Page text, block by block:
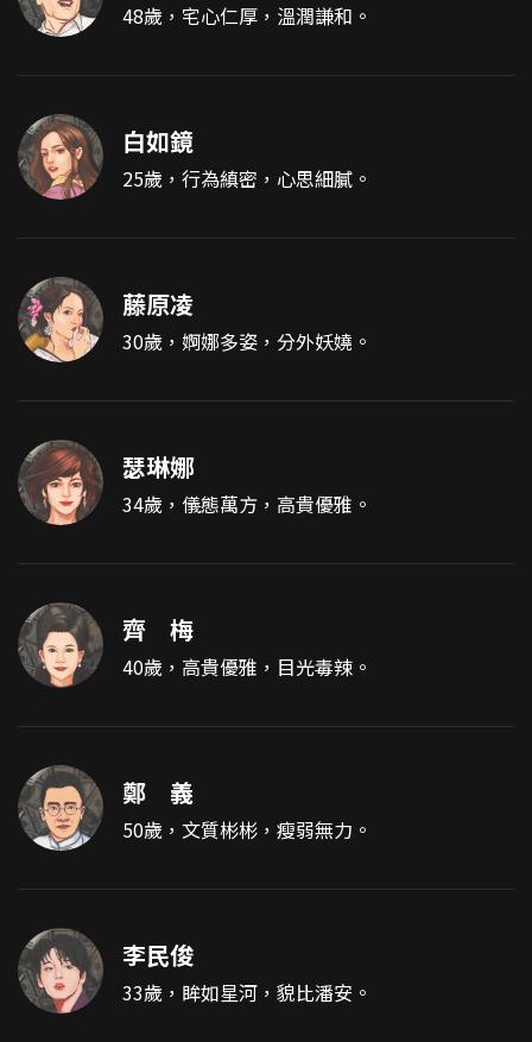
48歲，宅心仁厚，溫潤謙和。
白如鏡
25歲，行為縝密，心思細膩。
藤原凌
30歲，婀娜多姿，分外妖嬈。
瑟琳娜
34歲，儀態萬方，高貴優雅。
齊 梅
40歲，高貴優雅，目光毒辣。
鄭 義
50歲，文質彬彬，瘦弱無力。
李民俊
33歲，眸如星河，貌比潘安。